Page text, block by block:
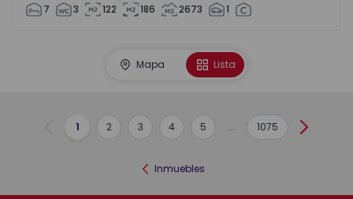
7 3 122 186 2673 1
Mapa Lista
Anterior
1 2 3 4 5 ... 1075
Inmuebles